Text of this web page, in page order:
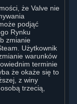
że Valve nie
podjąć
Rynku
zmianie
Użytkownik
warunków
terminie
że okaże się to
z winy
trzecią,